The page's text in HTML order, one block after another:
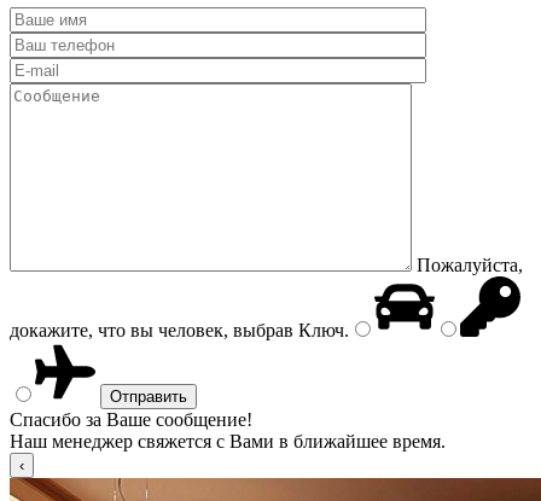
Пожалуйста,
докажите, что вы человек, выбрав Ключ.
Спасибо за Ваше сообщение!
Наш менеджер свяжется с Вами в ближайшее время.